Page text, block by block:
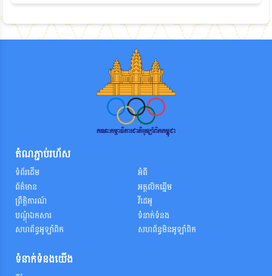
តំណភ្ជាប់រហ័ស
ទំព័រដើម
អំពី
ព័ត៌មាន
អត្តលិកឆ្នើម
ព្រឹត្តិការណ៍
វីដេអូ
បណ្តុំឯកសារ
ទំនាក់ទំនង
សហព័ន្ធអូឡាំពិក
សហព័ន្ធមិនអូឡាំពិក
ទំនាក់ទំនងយើង